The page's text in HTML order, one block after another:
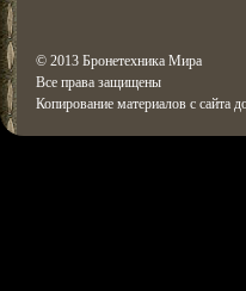
© 2013 Бронетехника Мира
Все права защищены
Копирование материалов с сайта